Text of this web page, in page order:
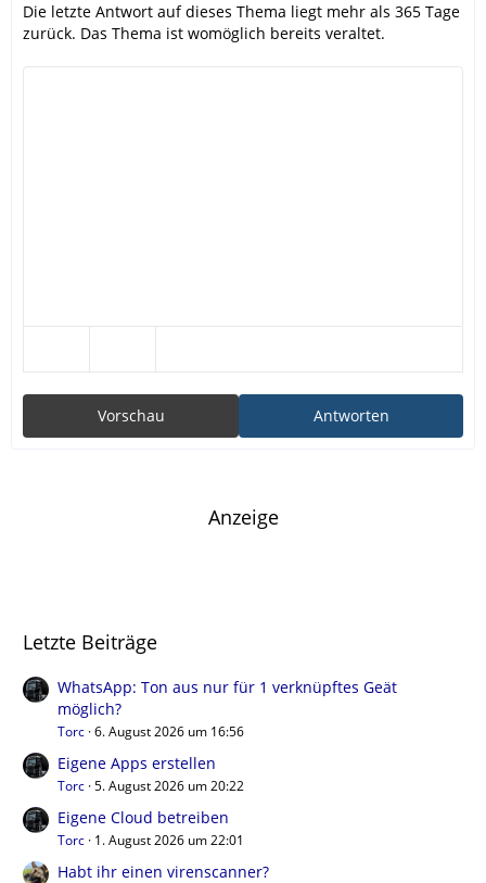
Die letzte Antwort auf dieses Thema liegt mehr als 365 Tage
zurück. Das Thema ist womöglich bereits veraltet.
Antworten
Vorschau
Anzeige
Letzte Beiträge
WhatsApp: Ton aus nur für 1 verknüpftes Geät
möglich?
Torc 6. August 2026 um 16:56
Eigene Apps erstellen
Torc 5. August 2026 um 20:22
Eigene Cloud betreiben
Torc 1. August 2026 um 22:01
Habt ihr einen virenscanner?